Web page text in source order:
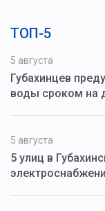
ТОП-5
5 августа
Губахинцев
воды сроком на
5 августа
5 улиц в